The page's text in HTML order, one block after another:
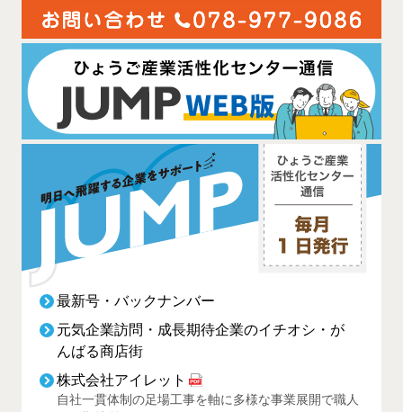
最新号・バックナンバー
元気企業訪問・成長期待企業のイチオシ・が
んばる商店街
株式会社アイレット
自社一貫体制の足場工事を軸に多様な事業展開で職人